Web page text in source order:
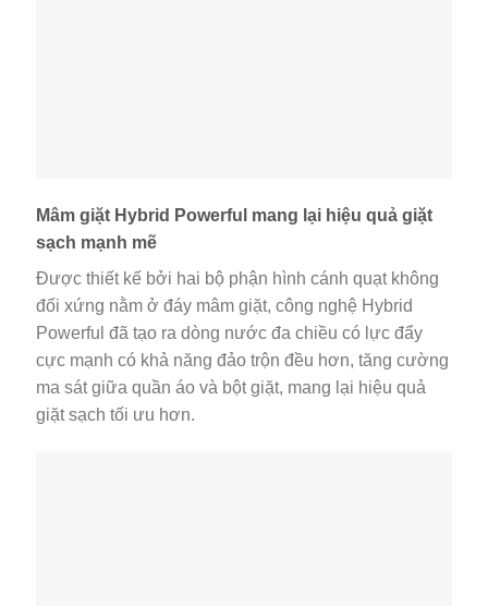
Mâm giặt Hybrid Powerful mang lại hiệu quả giặt
sạch mạnh mẽ
Được thiết kế bởi hai bộ phận hình cánh quạt không
đối xứng nằm ở đáy mâm giặt, công nghệ Hybrid
Powerful đã tạo ra dòng nước đa chiều có lực đẩy
cực mạnh có khả năng đảo trộn đều hơn, tăng cường
ma sát giữa quần áo và bột giặt, mang lại hiệu quả
giặt sạch tối ưu hơn.